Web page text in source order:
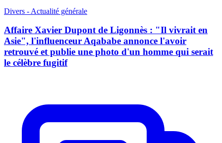
Divers - Actualité générale
Affaire Xavier Dupont de Ligonnès : "Il vivrait en
Asie", l'influenceur Aqababe annonce l'avoir
retrouvé et publie une photo d'un homme qui serait
le célèbre fugitif